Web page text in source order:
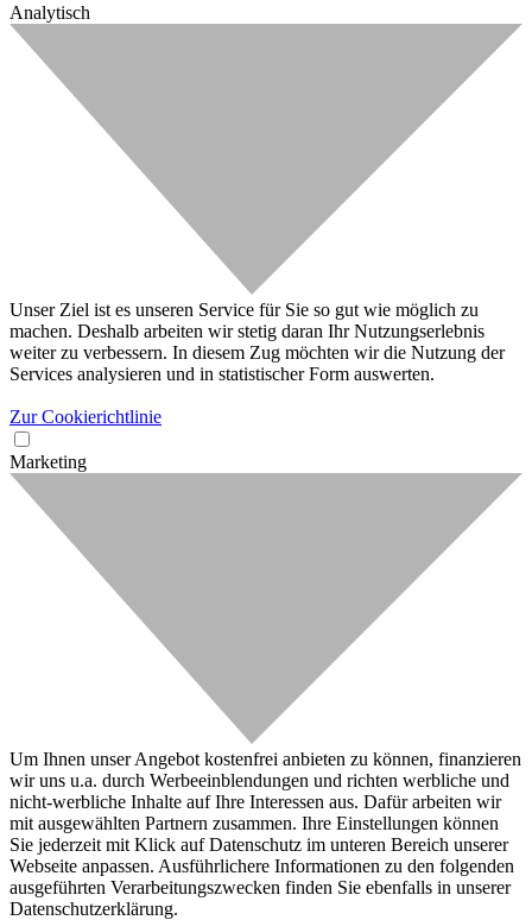
Analytisch
Unser Ziel ist es unseren Service für Sie so gut wie möglich zu
machen. Deshalb arbeiten wir stetig daran Ihr Nutzungserlebnis
weiter zu verbessern. In diesem Zug möchten wir die Nutzung der
Services analysieren und in statistischer Form auswerten.
Zur Cookierichtlinie
Marketing
Um Ihnen unser Angebot kostenfrei anbieten zu können, finanzieren
wir uns u.a. durch Werbeeinblendungen und richten werbliche und
nicht-werbliche Inhalte auf Ihre Interessen aus. Dafür arbeiten wir
mit ausgewählten Partnern zusammen. Ihre Einstellungen können
Sie jederzeit mit Klick auf Datenschutz im unteren Bereich unserer
Webseite anpassen. Ausführlichere Informationen zu den folgenden
ausgeführten Verarbeitungszwecken finden Sie ebenfalls in unserer
Datenschutzerklärung.